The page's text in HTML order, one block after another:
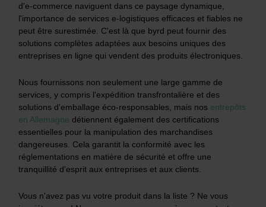
d'e-commerce naviguent dans ce paysage dynamique,
l'importance de services e-logistiques efficaces et fiables ne
peut être surestimée. C'est là que byrd peut fournir des
solutions complètes adaptées aux besoins uniques des
entreprises en ligne qui vendent des produits électroniques.
Nous fournissons non seulement une large gamme de
services, y compris l'expédition transfrontalière et des
solutions d'emballage éco-responsables, mais nos entrepôts
en Allemagne détiennent également des certifications
essentielles pour la manipulation des marchandises
dangereuses. Cela garantit la conformité avec les
réglementations en matière de sécurité et offre une
tranquillité d'esprit aux entreprises et aux clients.
Vous n'avez pas vu votre produit dans la liste ? Ne vous